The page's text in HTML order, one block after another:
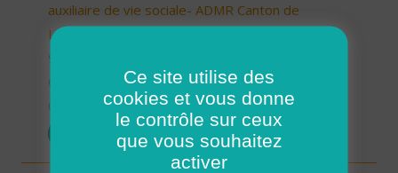
auxiliaire de vie sociale- ADMR Canton de
Limours (H/F)
09/04/2026
Ce site utilise des
cookies et vous donne
le contrôle sur ceux
que vous souhaitez
activer